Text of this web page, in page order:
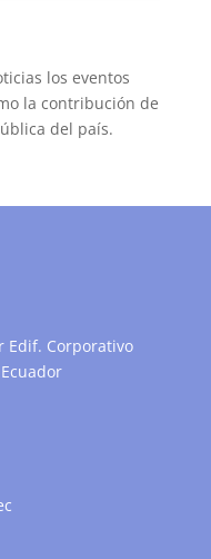
los eventos
la contribución de
del país.
Edif. Corporativo